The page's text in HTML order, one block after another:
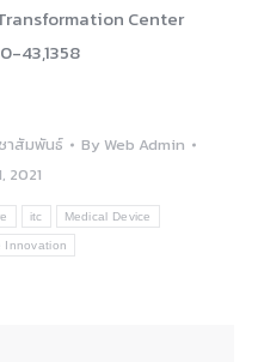
Center
43,1358
าสัมพันธ์ By Web Admin
2021
itc Medical Device
Innovation